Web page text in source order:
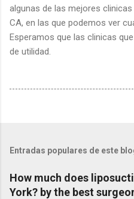
algunas de las mejores
CA, en las que podemos ver
Esperamos que las clinicas
de utilidad.
Entradas populares de este
How much does
York? by the best